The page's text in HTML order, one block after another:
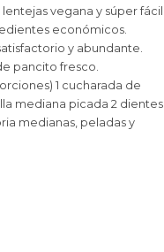
vegana y súper fácil
económicos.
y abundante.
pancito fresco.
1 cucharada de
mediana picada 2 dientes
medianas, peladas y